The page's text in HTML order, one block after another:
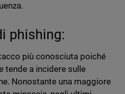
phishing:
più conosciuta poiché
tende a incidere sulle
Nonostante una maggiore